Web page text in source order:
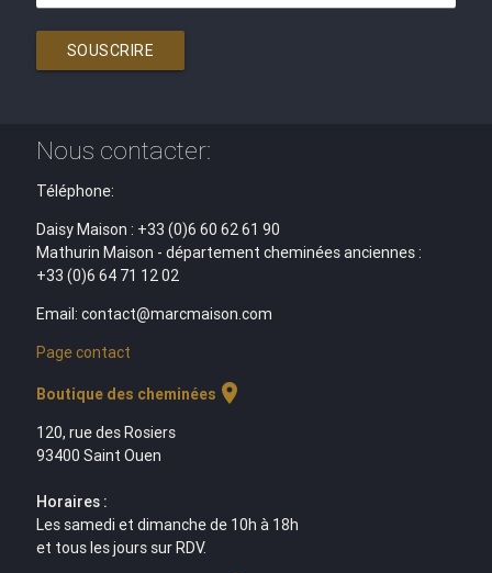
SOUSCRIRE
Nous contacter:
Téléphone:
Daisy Maison : +33 (0)6 60 62 61 90
Mathurin Maison - département cheminées anciennes :
+33 (0)6 64 71 12 02
Email: contact@marcmaison.com
Page contact
Boutique des cheminées location_on
120, rue des Rosiers
93400 Saint Ouen
Horaires :
Les samedi et dimanche de 10h à 18h
et tous les jours sur RDV.